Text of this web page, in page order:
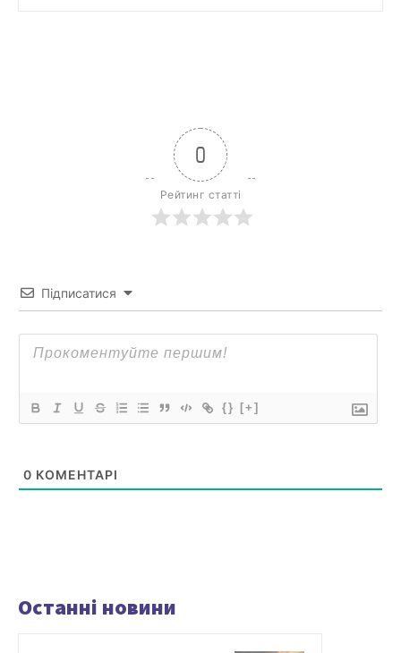
0
Рейтинг статті
Підписатися
{} [+]
0 КОМЕНТАРІ
Останні новини